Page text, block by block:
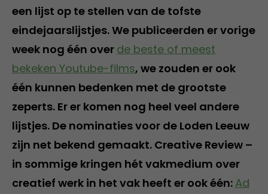
een lijst op te stellen van de tofste
eindejaarslijstjes. We publiceerden er vorige
week nog één over de beste of meest
bekeken Youtube-films, we zouden er ook
één kunnen bedenken met de grootste
zeperts. Er er komen nog heel veel andere
lijstjes. De nominaties voor de Loden Leeuw
zijn net bekend gemaakt. Creative Review –
in sommige kringen hét vakmedium over
creatief werk in het vak heeft er ook één: Ad